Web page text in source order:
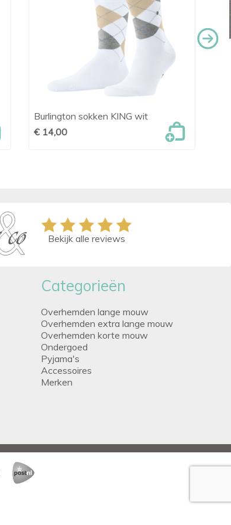
 Snel bekijken
Burlington sokken KING wit
€ 14,00
Bekijk alle reviews
Categorieën
Overhemden lange mouw
Overhemden extra lange mouw
Overhemden korte mouw
Ondergoed
Pyjama's
Accessoires
Merken